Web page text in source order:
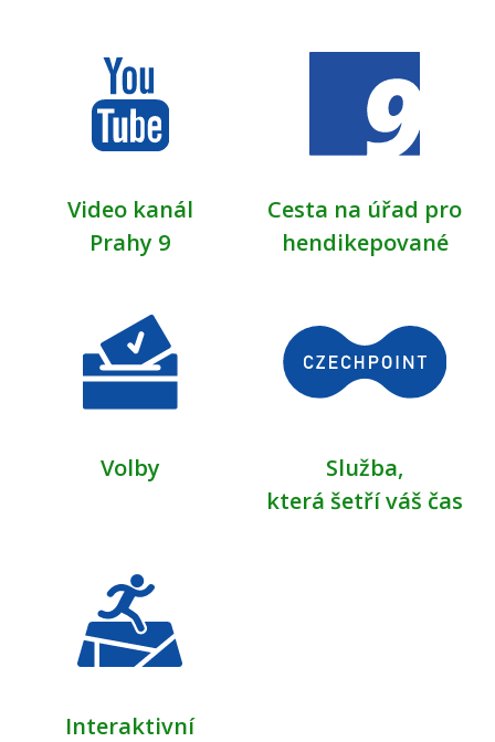
Video kanál
Prahy 9
Cesta na úřad pro
hendikepované
Volby
Služba,
která šetří váš čas
Interaktivní